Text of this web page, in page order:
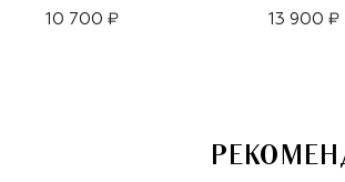
10 700 ₽
13 900 ₽